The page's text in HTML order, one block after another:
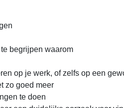
begrijpen waarom
op je werk, of zelfs op een
zo goed meer
te doen